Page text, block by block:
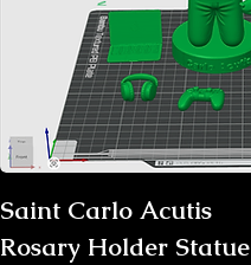
Saint Carlo Acutis
Rosary Holder Statue